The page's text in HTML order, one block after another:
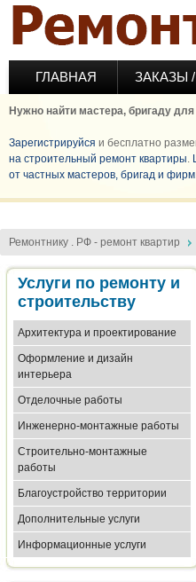
Перейти к основному содержанию
ГЛАВНАЯ ЗАКАЗЫ
Нужно найти мастера, бригаду
Зарегистрируйся и бесплатно
на строительный ремонт квартиры.
от частных мастеров, бригад и фирм
Ремонтнику . РФ - ремонт квартир
Услуги по ремонту и
строительству
Архитектура и проектирование
Оформление и дизайн
интерьера
Отделочные работы
Инженерно-монтажные работы
Строительно-монтажные
работы
Благоустройство территории
Дополнительные услуги
Информационные услуги